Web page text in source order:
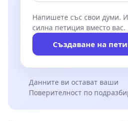
Напишете със свои думи.
силна петиция вместо вас.
Създаване на
Данните ви остават ваши
Поверителност по